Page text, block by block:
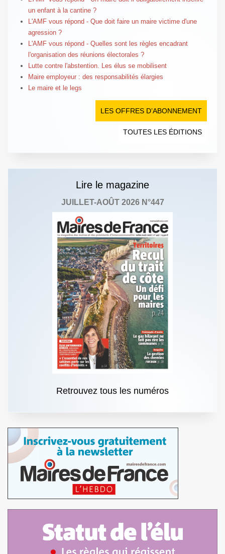
un enfant à la cantine ?
L'AMF vous répond - Que doit faire un maire victime d'une
agression ?
L'AMF vous répond - Quelles sont les règles encadrant
l'organisation des réunions électorales ?
Lutte contre l'abstention. Les élus se mobilisent
Maire employeur : des responsabilités élargies
Le maire et le legs
LES OFFRES D’ABONNEMENT
TOUTES LES ÉDITIONS
Lire le magazine
JUILLET-AOÛT 2026 N°447
Retrouvez tous les numéros